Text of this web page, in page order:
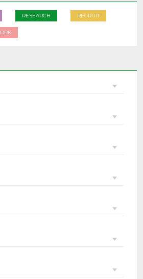
RESEARCH RECRUIT